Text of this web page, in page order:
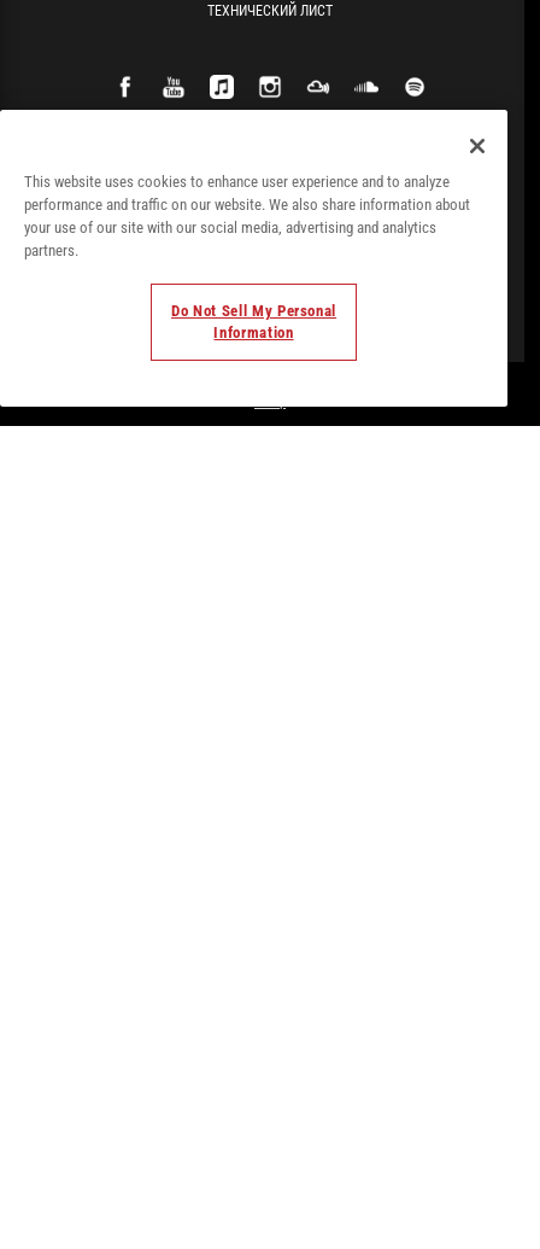
ТЕХНИЧЕСКИЙ ЛИСТ
This website uses cookies to enhance user experience and to analyze
performance and traffic on our website. We also share information about
your use of our site with our social media, advertising and analytics
partners.
Do Not Sell My Personal
Information